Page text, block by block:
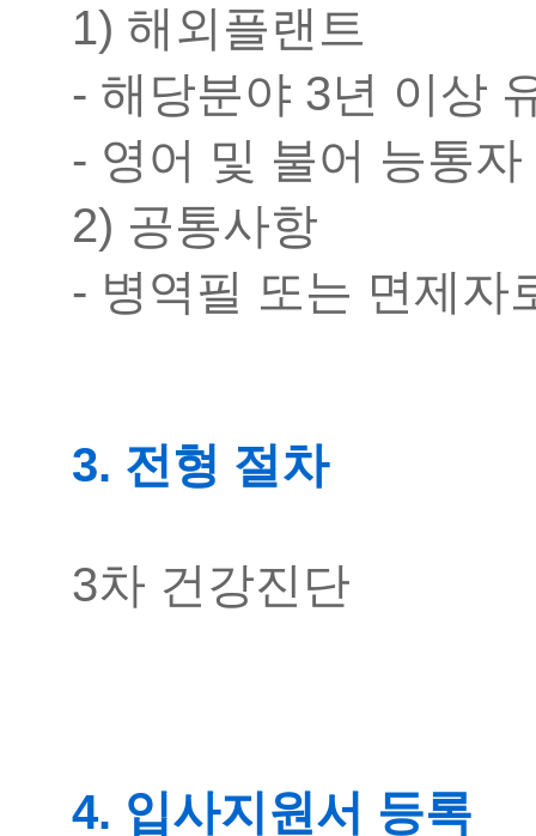
1) 해외플랜트
- 해당분야 3년 이상
- 영어 및 불어 능통자
2) 공통사항
- 병역필 또는 면제자
3. 전형 절차
3차 건강진단
4. 입사지원서 등록